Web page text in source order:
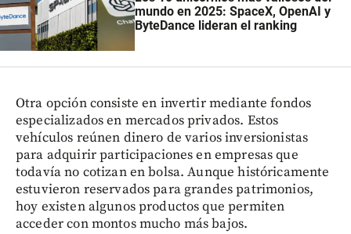
mundo en 2025: SpaceX, OpenAI y
ByteDance lideran el ranking
Otra opción consiste en invertir mediante fondos
especializados en mercados privados. Estos
vehículos reúnen dinero de varios inversionistas
para adquirir participaciones en empresas que
todavía no cotizan en bolsa. Aunque históricamente
estuvieron reservados para grandes patrimonios,
hoy existen algunos productos que permiten
acceder con montos mucho más bajos.